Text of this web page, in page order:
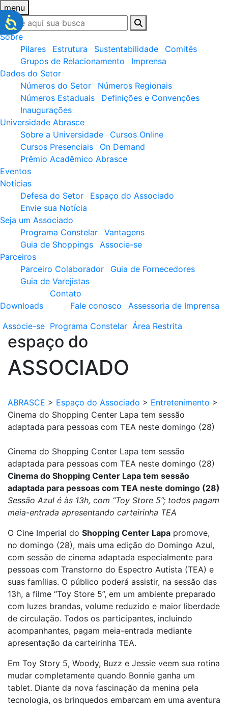
menu
Sobre
Pilares
Estrutura Sustentabilidade
Comitês
Grupos de Relacionamento
Imprensa
Dados do Setor
Números do Setor
Números Regionais
Números Estaduais
Definições e Convenções
Inaugurações
Universidade Abrasce
Sobre a Universidade
Cursos Online
Cursos Presenciais
On Demand
Prêmio Acadêmico Abrasce
Eventos
Notícias
Defesa do Setor
Espaço do Associado
Envie sua Notícia
Seja um Associado
Programa Constelar
Vantagens
Guia de Shoppings
Associe-se
Parceiros
Parceiro Colaborador
Guia de Fornecedores
Guia de Varejistas
Downloads
Contato
Fale conosco
Assessoria de Imprensa
Associe-se Programa Constelar Área Restrita
espaço do
ASSOCIADO
ABRASCE > Espaço do Associado > Entretenimento >
Cinema do Shopping Center Lapa tem sessão
adaptada para pessoas com TEA neste domingo (28)
Cinema do Shopping Center Lapa tem sessão
adaptada para pessoas com TEA neste domingo (28)
Cinema do Shopping Center Lapa tem sessão
adaptada para pessoas com TEA neste domingo (28)
Sessão Azul é às 13h, com “Toy Store 5”; todos pagam
meia-entrada apresentando carteirinha TEA
O Cine Imperial do Shopping Center Lapa promove,
no domingo (28), mais uma edição do Domingo Azul,
com sessão de cinema adaptada especialmente para
pessoas com Transtorno do Espectro Autista (TEA) e
suas famílias. O público poderá assistir, na sessão das
13h, a filme “Toy Store 5”, em um ambiente preparado
com luzes brandas, volume reduzido e maior liberdade
de circulação. Todos os participantes, incluindo
acompanhantes, pagam meia-entrada mediante
apresentação da carteirinha TEA.
Em Toy Story 5, Woody, Buzz e Jessie veem sua rotina
mudar completamente quando Bonnie ganha um
tablet. Diante da nova fascinação da menina pela
tecnologia, os brinquedos embarcam em uma aventura